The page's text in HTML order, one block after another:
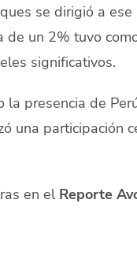
se dirigió a
un 2% tuvo
significativos.
presencia de
una participación
en el Reporte